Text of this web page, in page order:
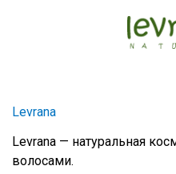
Levrana
Levrana — натуральная
волосами.